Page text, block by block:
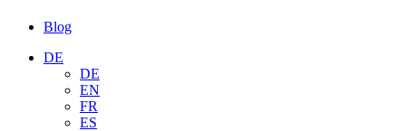
Blog
DE
DE
EN
FR
ES